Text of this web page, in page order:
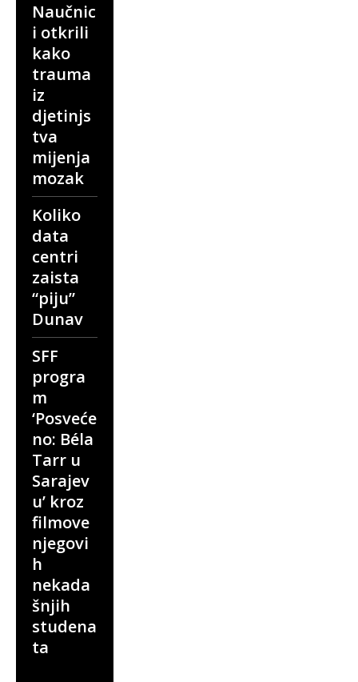
Naučnic
i otkrili
kako
trauma
iz
djetinjs
tva
mijenja
mozak
Koliko
data
centri
zaista
“piju”
Dunav
SFF
progra
m
‘Posveće
no: Béla
Tarr u
Sarajev
u’ kroz
filmove
njegovi
h
nekada
šnjih
studena
ta